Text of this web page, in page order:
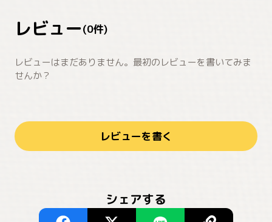
レビュー(0件)
レビューはまだありません。最初のレビューを書いてみま
せんか？
レビューを書く
シェアする